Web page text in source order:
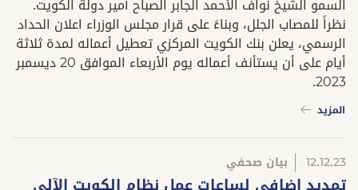
السمو الشيخ نواف الأحمد الجابر الصباح أمير دولة الكويت.
نظراً للمصاب الجلل، وبناءً على قرار مجلس الوزراء اعلان الحداد
الرسمي، يعلن بنك الكويت المركزي تعطيل أعماله لمدة ثلاثة
أيام على أن يستأنف أعماله يوم الأربعاء الموافق 20 ديسمبر
2023.
المزيد
12.12.23 بيان صحفي